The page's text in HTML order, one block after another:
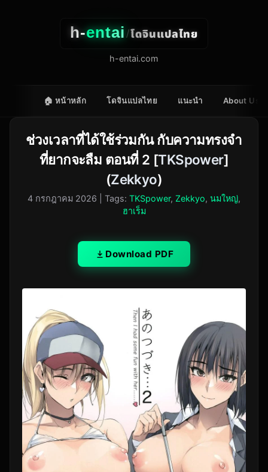
h-entai/โดจินแปลไทย
h-entai.com
🏠 หน้าหลัก โดจินแปลไทย แนะนำ About Us
ช่วงเวลาที่ได้ใช้ร่วมกัน กับความทรงจำ
ที่ยากจะลืม ตอนที่ 2 [TKSpower]
(Zekkyo)
4 กรกฎาคม 2026 | Tags: TKSpower, Zekkyo, นมใหญ่,
ฮาเร็ม
Download PDF